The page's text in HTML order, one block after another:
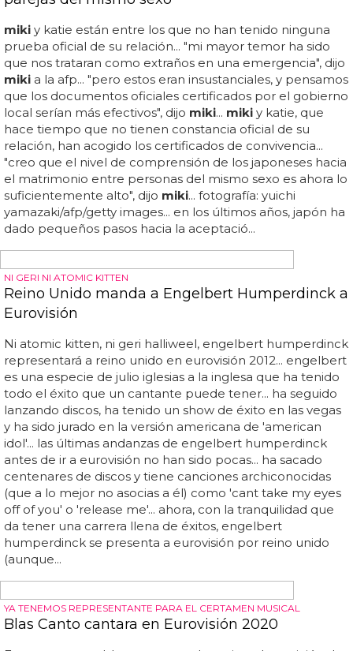
participar países no democráticos ni dictaduras
Es ridículo que países que no siguen cierta ética política
puedan participar en un festival que, reconozcámoslo, es
de lo más marijose que nos podemos echar a la cara... si,
además, el país en cuestión gana, apoyado por sus
colegas fronterizos, estamos ayudando y animando a que
un país que no respeta las libertades de sus ciudadanos a
crecer siga siendo así... azerbayán, que organizó el festival
este año, o ucrania son algunos de los países que podrían
caer en la edición 2013... parece que los organizadores
de eurovisión han decidido tomar cartas en el asunto y
cambiar las reglas sobre la participación en el evento
musical televisivo de nuestro continente: países que no
sean democráticos o que vivan bajo una dictadura serán
totalmente vetados de participar...
NO SE PERMITE EL MATRIMONIO IGUALITARIO, PERO SI UN
CERTIFICADO DE PAREJA
Tokio comienza a dar más derechos a las
parejas del mismo sexo
mikiy katie están entre los que no han tenido ninguna
prueba oficial de su relación... "mi mayor temor ha sido
que nos trataran como extraños en una emergencia", dijo
local serían más efectivos", dijomiki...mikiy katie, que
hace tiempo que no tienen constancia oficial de su